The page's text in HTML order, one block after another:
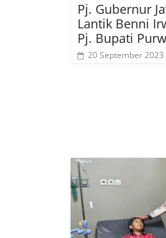
Pj. Gubernur
Lantik Benni
Pj. Bupati
20 September 2023